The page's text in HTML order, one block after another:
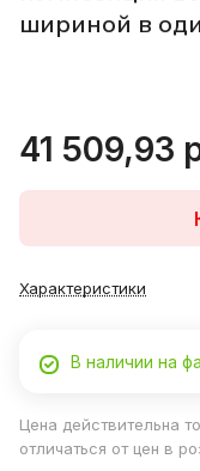
шириной в
41 509,93
Характеристики
В наличии на
Цена действительна
отличаться от цен в